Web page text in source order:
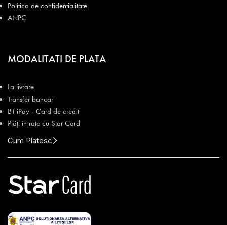
Politica de confidențialitate
ANPC
MODALITATI DE PLATA
La livrare
Transfer bancar
BT iPay - Card de credit
Plăți în rate cu Star Card
Cum Platesc